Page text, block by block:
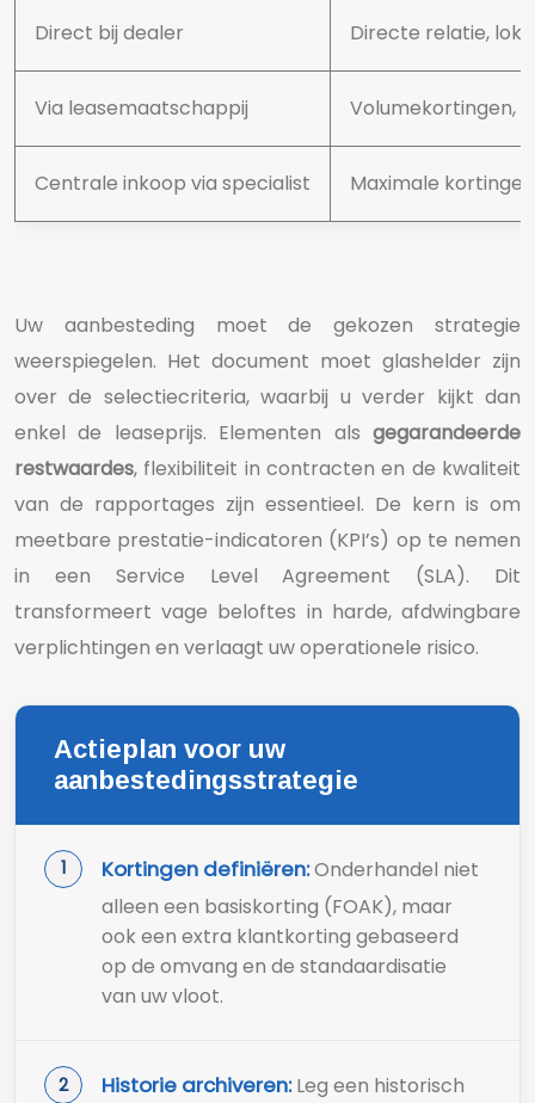
Direct bij dealer Directe relatie,
Via leasemaatschappij Volumekortingen,
Centrale inkoop via specialist Maximale
Uw aanbesteding moet de gekozen strategie
weerspiegelen. Het document moet glashelder zijn
over de selectiecriteria, waarbij u verder kijkt dan
enkel de leaseprijs. Elementen als gegarandeerde
restwaardes, flexibiliteit in contracten en de kwaliteit
van de rapportages zijn essentieel. De kern is om
meetbare prestatie-indicatoren (KPI’s) op te nemen
in een Service Level Agreement (SLA). Dit
transformeert vage beloftes in harde, afdwingbare
verplichtingen en verlaagt uw operationele risico.
Actieplan voor uw
aanbestedingsstrategie
Kortingen definiëren:Onderhandel niet
alleen een basiskorting (FOAK), maar
ook een extra klantkorting gebaseerd
op de omvang en de standaardisatie
van uw vloot.
Historie archiveren:Leg een historisch